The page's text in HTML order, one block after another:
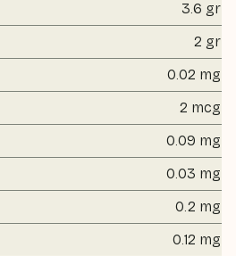
3.6 gr
2 gr
0.02 mg
2 mcg
0.09 mg
0.03 mg
0.2 mg
0.12 mg